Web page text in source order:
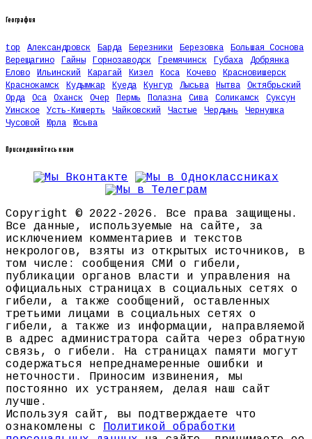
География
top Александровск Барда Березники Березовка
Большая Соснова
Верещагино
Гайны Горнозаводск Гремячинск Губаха
Добрянка
Елово
Ильинский Карагай Кизел Коса Кочево
Красновишерск
Краснокамск
Кудымкар Куеда Кунгур Лысьва Нытва
Октябрьский
Орда
Оса Оханск Очер Пермь Полазна Сива Соликамск
Суксун
Уинское
Усть-Кишерть Чайковский Частые Чердынь
Чернушка
Чусовой
Юрла Юсьва
Присоединяйтесь к нам
Copyright © 2022-2026. Все права защищены.
Все данные, используемые на сайте, за
исключением комментариев и текстов
некрологов, взяты из открытых источников, в
том числе: сообщения СМИ о гибели,
публикации органов власти и управления на
официальных страницах в социальных сетях о
гибели, а также сообщений, оставленных
третьими лицами в социальных сетях о
гибели, а также из информации, направляемой
в адрес администратора сайта через обратную
связь, о гибели. На страницах памяти могут
содержаться непреднамеренные ошибки и
неточности. Приносим извинения, мы
постоянно их устраняем, делая наш сайт
лучше.
Используя сайт, вы подтверждаете что
ознакомлены с Политикой обработки